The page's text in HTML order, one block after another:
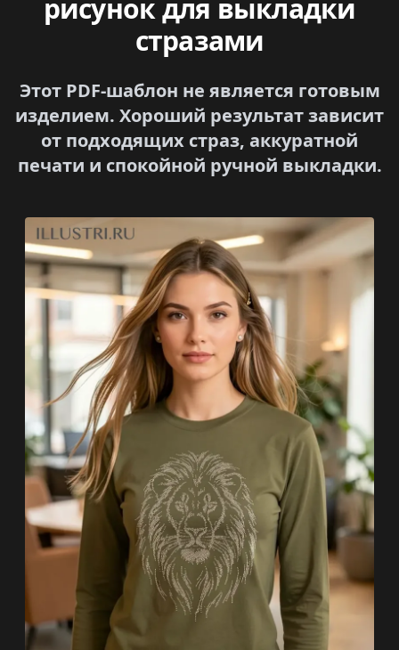
рисунок для выкладки
стразами
Этот PDF-шаблон не является готовым
изделием. Хороший результат зависит
от подходящих страз, аккуратной
печати и спокойной ручной выкладки.